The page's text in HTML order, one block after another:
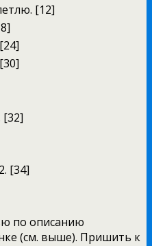
[12]
[32]
[34]
по описанию
(см. выше). Пришить к